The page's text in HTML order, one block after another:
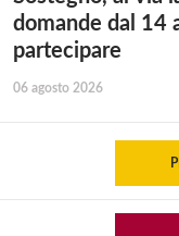
domande dal 14
partecipare
06 agosto 2026